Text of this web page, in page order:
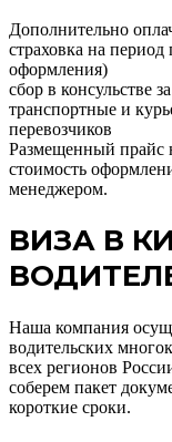
Дополнительно
страховка на
оформления)
сбор в консульстве
транспортные и
перевозчиков
Размещенный прайс
стоимость
менеджером.
ВИЗА В
Наша компания
водительских
всех регионов
соберем пакет
короткие сроки.